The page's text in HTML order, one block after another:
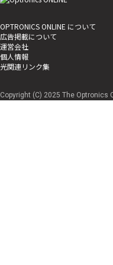
OPTRONICS ONLINE について
広告掲載について
運営会社
個人情報
光関連リンク集
Copyright (C) 2025 The Optronics